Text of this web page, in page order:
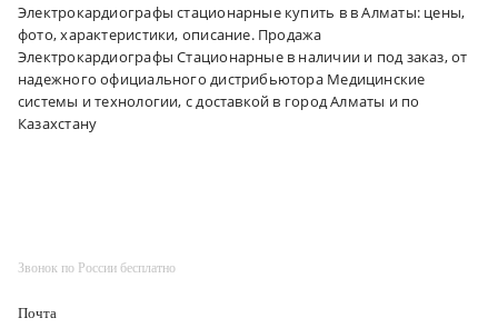
Электрокардиографы стационарные купить в в Алматы: цены,
фото, характеристики, описание. Продажа
Электрокардиографы Стационарные в наличии и под заказ, от
надежного официального дистрибьютора Медицинские
системы и технологии, с доставкой в город Алматы и по
Казахстану
Звонок по России бесплатно
Почта